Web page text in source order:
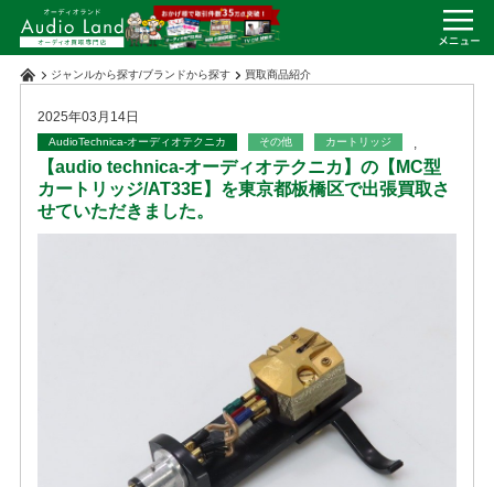
ジャンルから探す/ブランドから探す 買取商品紹介
2025年03月14日
AudioTechnica-オーディオテクニカ その他 ,
カートリッジ
【audio technica-オーディオテクニカ】の【MC型
カートリッジ/AT33E】を東京都板橋区で出張買取さ
せていただきました。